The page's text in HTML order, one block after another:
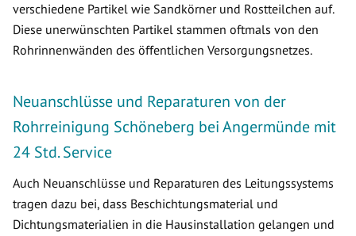
verschiedene Partikel wie Sandkörner und Rostteilchen auf.
Diese unerwünschten Partikel stammen oftmals von den
Rohrinnenwänden des öffentlichen Versorgungsnetzes.
Neuanschlüsse und Reparaturen von der
Rohrreinigung Schöneberg bei Angermünde mit
24 Std. Service
Auch Neuanschlüsse und Reparaturen des Leitungssystems
tragen dazu bei, dass Beschichtungsmaterial und
Dichtungsmaterialien in die Hausinstallation gelangen und